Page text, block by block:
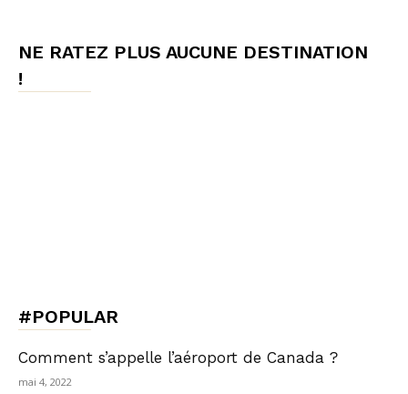
NE RATEZ PLUS AUCUNE DESTINATION
!
#POPULAR
Comment s’appelle l’aéroport de Canada ?
mai 4, 2022